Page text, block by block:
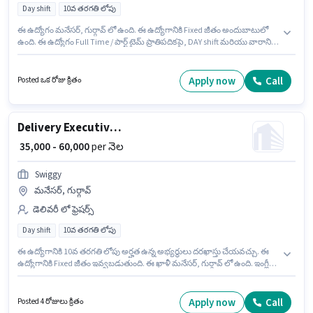
Day shift 10వ తరగతి లోపు
ఈ ఉద్యోగం మనేసర్, గుర్గావ్ లో ఉంది. ఈ ఉద్యోగానికి Fixed జీతం అందుబాటులో
ఉంది. ఈ ఉద్యోగం Full Time / పార్ట్ టైమ్ ప్రాతిపదికపై, DAY shift మరియు వారానికి
ఉంటుంది. మీరు నెలకు ₹45000 వరకు సంపాదించవచ్చు. ఇంగ్లీష్ లో నైపుణ్యం
Posted ఒక రోజు క్రితం Apply now Call
Delivery Executive / Rider
₹ 35,000 - 60,000per నెల
Swiggy
మనేసర్, గుర్గావ్
డెలివరీ లో ఫ్రెషర్స్
Day shift 10వ తరగతి లోపు
ఈ ఉద్యోగానికి 10వ తరగతి లోపు అర్హత ఉన్న అభ్యర్థులు దరఖాస్తు చేయవచ్చు. ఈ
ఉద్యోగానికి Fixed జీతం ఇవ్వబడుతుంది. ఈ ఖాళీ మనేసర్, గుర్గావ్ లో ఉంది. ఇంగ్లీష్
Posted 4 రోజులు క్రితం Apply now Call